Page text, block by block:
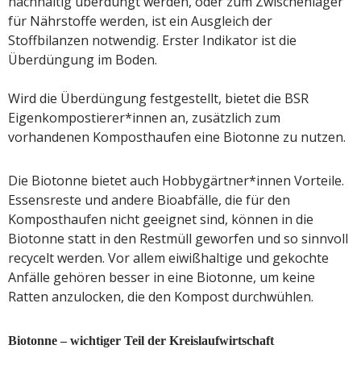
für Nährstoffe werden, ist ein Ausgleich der
Stoffbilanzen notwendig. Erster Indikator ist die
Überdüngung im Boden.
Wird die Überdüngung festgestellt, bietet die BSR
Eigenkompostierer*innen an, zusätzlich zum
vorhandenen Komposthaufen eine Biotonne zu nutzen.
Die Biotonne bietet auch Hobbygärtner*innen Vorteile.
Essensreste und andere Bioabfälle, die für den
Komposthaufen nicht geeignet sind, können in die
Biotonne statt in den Restmüll geworfen und so sinnvoll
recycelt werden. Vor allem eiwißhaltige und gekochte
Anfälle gehören besser in eine Biotonne, um keine
Ratten anzulocken, die den Kompost durchwühlen.
Biotonne – wichtiger Teil der Kreislaufwirtschaft